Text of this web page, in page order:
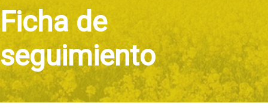
Ficha de
seguimiento